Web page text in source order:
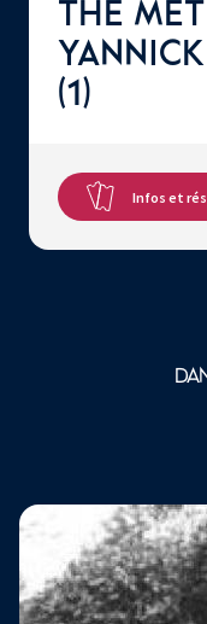
THE
(1)
Infos et